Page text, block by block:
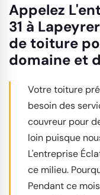
Appelez
31 à
de toiture
domaine et
Votre toiture
besoin des
couvreur pour
loin puisque
L'entreprise
ce milieu.
Pendant ce